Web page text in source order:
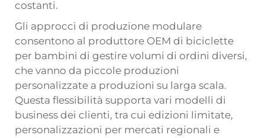
costanti.
Gli approcci di produzione modulare
consentono al produttore OEM di biciclette
per bambini di gestire volumi di ordini diversi,
che vanno da piccole produzioni
personalizzate a produzioni su larga scala.
Questa flessibilità supporta vari modelli di
business dei clienti, tra cui edizioni limitate,
personalizzazioni per mercati regionali e